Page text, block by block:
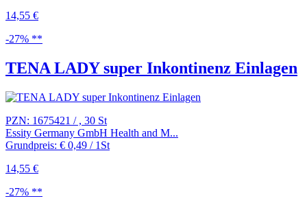
14,55 €
-27% **
TENA LADY super Inkontinenz Einlagen
PZN: 1675421 / , 30 St
Essity Germany GmbH Health and M...
Grundpreis: € 0,49 / 1St
14,55 €
-27% **